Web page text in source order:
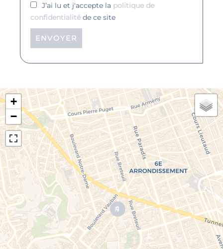
J’ai lu et j'accepte la politique de
confidentialité de ce site
ENVOYER
+
−